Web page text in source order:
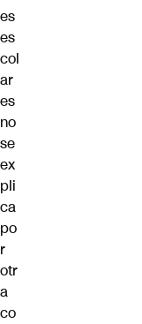
es
es
col
ar
es
no
se
ex
pli
ca
po
r
otr
a
co